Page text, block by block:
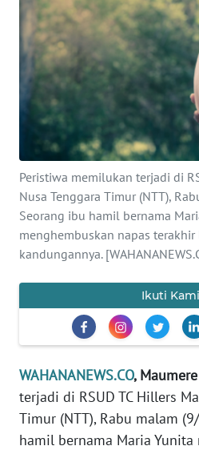
Peristiwa memilukan terjadi di
Nusa Tenggara Timur (NTT),
Seorang ibu hamil bernama
menghembuskan napas
kandungannya.
Ikuti
WAHANANEWS.CO,
terjadi di RSUD TC Hillers
Timur (NTT), Rabu malam
hamil bernama Maria
KESEHATAN
INTERNASIONAL
SERBA-SERBI
PENDIDIKAN
OLAHRAGA
OPINI
BERITA
KONTAK
KAMI